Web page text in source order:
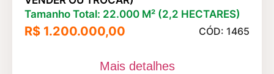
Tamanho Total: 22.000 M² (2,2 HECTARES)
R$ 1.200.000,00 CÓD: 1465
Mais detalhes